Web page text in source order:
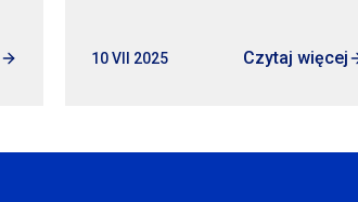
10 VII 2025 Czytaj więcej